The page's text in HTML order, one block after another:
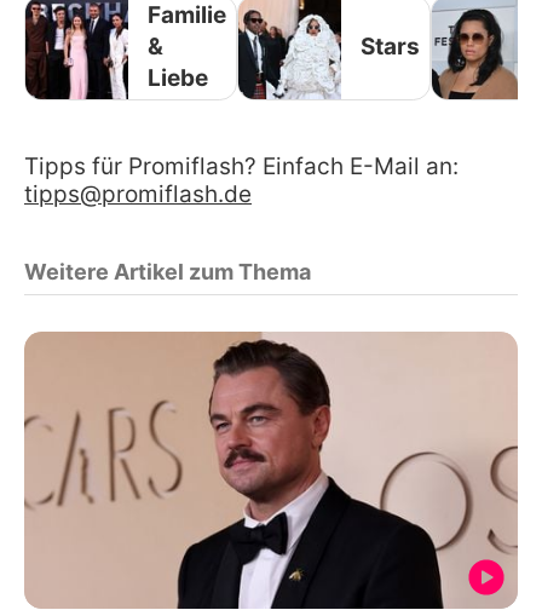
Familie
&
Liebe
Stars
Tipps für Promiflash? Einfach E-Mail an:
tipps@promiflash.de
Weitere Artikel zum Thema